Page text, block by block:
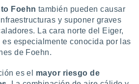
Foehn también pueden causar
y suponer graves
La cara norte del Eiger,
especialmente conocida por las
de Foehn.
es el mayor riesgo de